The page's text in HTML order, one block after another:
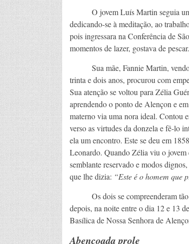
O jovem Luís Martin seguia um
dedicando-se à meditação, ao
pois ingressara na Conferência de
momentos de lazer, gostava de pescar.
Sua mãe, Fannie Martin, vendo-
trinta e dois anos, procurou com
Sua atenção se voltou para Zélia
aprendendo o ponto de Alençon e
materno via uma nora ideal. Contou
verso as virtudes da donzela e fê-lo
ela um encontro. Este se deu em
Leonardo. Quando Zélia viu o
semblante reservado e modos
que lhe dizia: “Este é o homem que
Os dois se compreenderam tão
depois, na noite entre o dia 12 e 13
Basílica de Nossa Senhora de
Abençoada prole